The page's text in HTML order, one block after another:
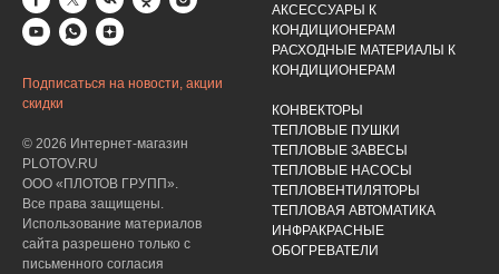
Подписаться на новости, акции
скидки
© 2026 Интернет-магазин
PLOTOV.RU
ООО «ПЛОТОВ ГРУПП».
Все права защищены.
Использование материалов
сайта разрешено только с
письменного согласия
АКСЕССУАРЫ К
КОНДИЦИОНЕРАМ
РАСХОДНЫЕ МАТЕРИАЛЫ К
КОНДИЦИОНЕРАМ
КОНВЕКТОРЫ
ТЕПЛОВЫЕ ПУШКИ
ТЕПЛОВЫЕ ЗАВЕСЫ
ТЕПЛОВЫЕ НАСОСЫ
ТЕПЛОВЕНТИЛЯТОРЫ
ТЕПЛОВАЯ АВТОМАТИКА
ИНФРАКРАСНЫЕ
ОБОГРЕВАТЕЛИ